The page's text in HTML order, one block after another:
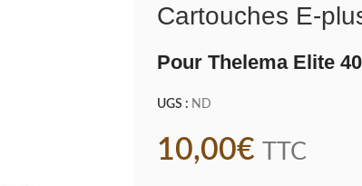
Cartouches E-
Pour Thelema Elite
UGS : ND
10,00€ TTC